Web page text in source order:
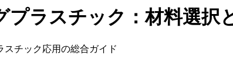
プラスチック：材料選択
チック応用の総合ガイド